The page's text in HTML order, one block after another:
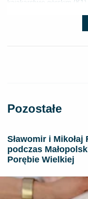
kajakarstwie górskim (K1)
Pozostałe
Sławomir i
podczas
Porębie Wielkiej